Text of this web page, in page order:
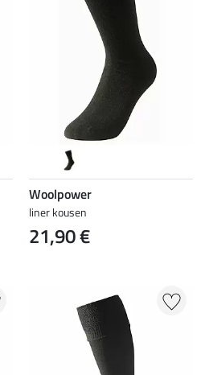
Woolpower
liner kousen
21,90 €